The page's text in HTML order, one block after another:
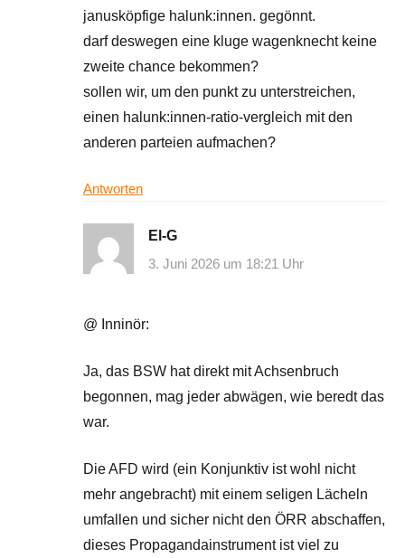
janusköpfige halunk:innen. gegönnt.
darf deswegen eine kluge wagenknecht keine
zweite chance bekommen?
sollen wir, um den punkt zu unterstreichen,
einen halunk:innen-ratio-vergleich mit den
anderen parteien aufmachen?
Antworten
El-G
3. Juni 2026 um 18:21 Uhr
@ Inninör:
Ja, das BSW hat direkt mit Achsenbruch
begonnen, mag jeder abwägen, wie beredt das
war.
Die AFD wird (ein Konjunktiv ist wohl nicht
mehr angebracht) mit einem seligen Lächeln
umfallen und sicher nicht den ÖRR abschaffen,
dieses Propagandainstrument ist viel zu